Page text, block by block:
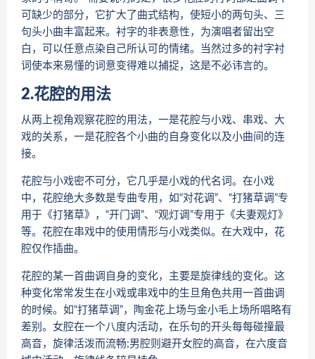
可缺少的部分，它扩大了曲式结构，使短小的两句头、三
句头小曲丰富起来。衬字的非表意性，为演唱者留出空
白，可以任意点染自己所认可的情绪。当然过多的衬字衬
词使本来易懂的词意变得难以捕捉，这是不必讳言的。
2.花腔的用法
从两上视角观察花腔的用法，一是花腔与小戏、串戏、大
戏的关系，一是花腔各个小曲的自身变化以及小曲间的连
接。
花腔与小戏密不可分，它几乎是小戏的代名词。在小戏
中，花腔绝大多数是专曲专用，如“对花调”、“打猪草调”专
用于《打猪草》，“开门调”、“观灯调”专用于《夫妻观灯》
等。花腔在串戏中的使用情形与小戏类似。在大戏中，花
腔仅作插曲。
花腔的某一首曲调自身的变化，主要是旋律线的变化。这
种变化常常发生在小戏或串戏中的生旦角色共用一首曲调
的时候。如“打猪草调”，陶金花上场与金小毛上场所唱略有
差别。女腔在一个八度内活动，在乐句的开头每每碰撞最
高音，旋律活泼而流畅;男腔则避开女腔的高音，在六度音